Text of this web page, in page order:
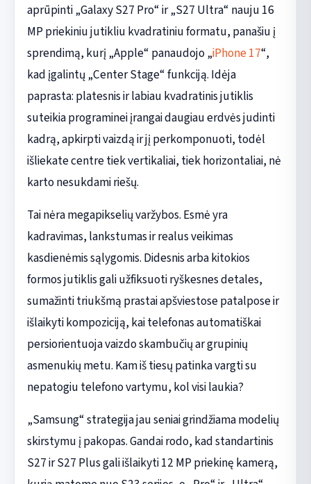
aprūpinti „Galaxy S27 Pro“ ir „S27 Ultra“ nauju 16
MP priekiniu jutikliu kvadratiniu formatu, panašiu į
sprendimą, kurį „Apple“ panaudojo „iPhone 17“,
kad įgalintų „Center Stage“ funkciją. Idėja
paprasta: platesnis ir labiau kvadratinis jutiklis
suteikia programinei įrangai daugiau erdvės judinti
kadrą, apkirpti vaizdą ir jį perkomponuoti, todėl
išliekate centre tiek vertikaliai, tiek horizontaliai, nė
karto nesukdami riešų.
Tai nėra megapikselių varžybos. Esmė yra
kadravimas, lankstumas ir realus veikimas
kasdienėmis sąlygomis. Didesnis arba kitokios
formos jutiklis gali užfiksuoti ryškesnes detales,
sumažinti triukšmą prastai apšviestose patalpose ir
išlaikyti kompoziciją, kai telefonas automatiškai
persiorientuoja vaizdo skambučių ar grupinių
asmenukių metu. Kam iš tiesų patinka vargti su
nepatogiu telefono vartymu, kol visi laukia?
„Samsung“ strategija jau seniai grindžiama modelių
skirstymu į pakopas. Gandai rodo, kad standartinis
S27 ir S27 Plus gali išlaikyti 12 MP priekinę kamerą,